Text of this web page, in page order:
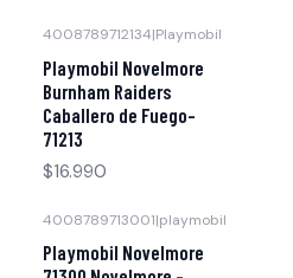
4008789712134|Playmobil
Playmobil Novelmore
Burnham Raiders
Caballero de Fuego-
71213
$16.990
4008789713001|playmobil
Playmobil Novelmore